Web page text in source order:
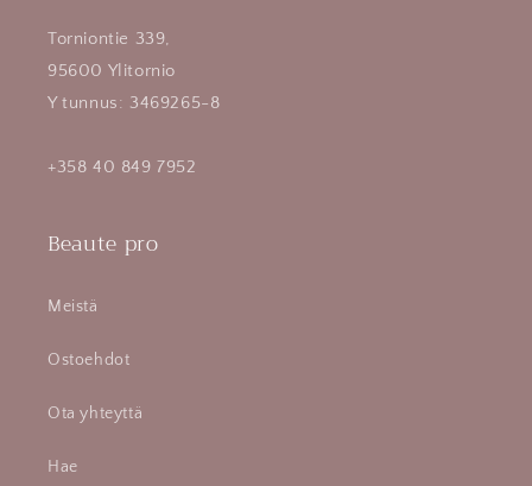
Torniontie 339,
95600 Ylitornio
Y tunnus: 3469265-8
+358 40 849 7952
Beaute pro
Meistä
Ostoehdot
Ota yhteyttä
Hae